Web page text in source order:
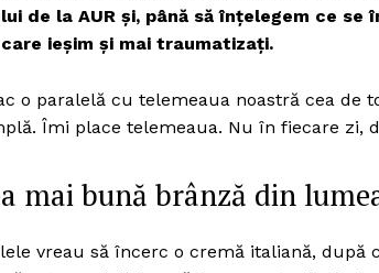
de la AUR și, până să înțelegem ce
ieșim și mai traumatizați.
o paralelă cu telemeaua noastră cea
Îmi place telemeaua. Nu în fiecare zi,
mai bună brânză din
vreau să încerc o cremă italiană,